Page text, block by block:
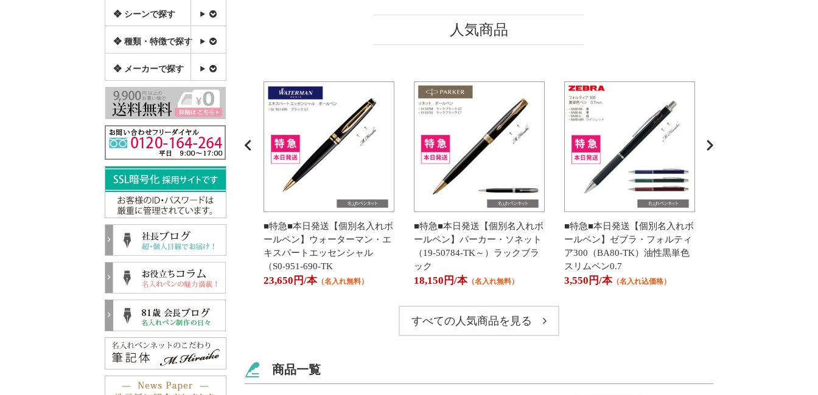
人気商品
■特急■本日発送【個別名入れボ
ールペン】ウォーターマン・エ
キスパートエッセンシャル
（S0-951-690-TK
23,650円/本（名入れ無料）
■特急■本日発送【個別名入れボ
ールペン】パーカー・ソネット
（19-50784-TK～）ラックブラ
ック
18,150円/本（名入れ無料）
■特急■本日発送【個別名入れボ
ールペン】ゼブラ・フォルティ
ア300（BA80-TK）油性黒単色
スリムペン0.7
3,550円/本（名入れ込価格）
すべての人気商品を見る
商品一覧
❖ シーンで探す
❖ 種類・特徴で探す
❖ メーカーで探す